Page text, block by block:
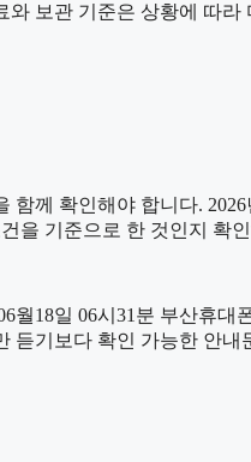
보관 기준은 상황에 따
께 확인해야 합니다.
을 기준으로 한 것인지 확
18일 06시31분 부산휴
기보다 확인 가능한 안